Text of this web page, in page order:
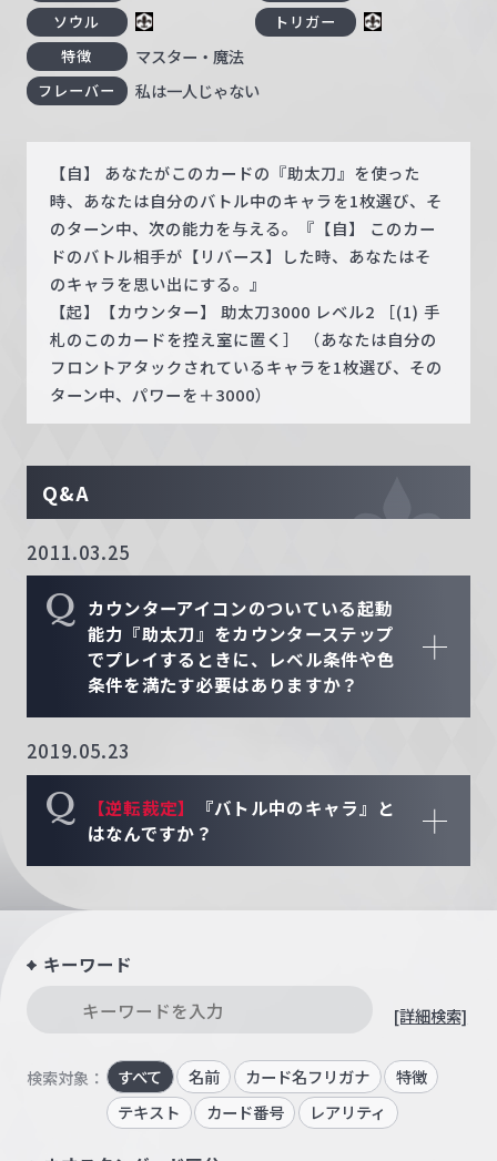
ソウル
トリガー
特徴
マスター・魔法
フレーバー 私は一人じゃない
【自】 あなたがこのカードの『助太刀』を使った
時、あなたは自分のバトル中のキャラを1枚選び、そ
のターン中、次の能力を与える。『【自】 このカー
ドのバトル相手が【リバース】した時、あなたはそ
のキャラを思い出にする。』
【起】【カウンター】 助太刀3000 レベル2 ［(1) 手
札のこのカードを控え室に置く］ （あなたは自分の
フロントアタックされているキャラを1枚選び、その
ターン中、パワーを＋3000）
Q&A
2011.03.25
Q カウンターアイコンのついている起動
能力『助太刀』をカウンターステップ
でプレイするときに、レベル条件や色
条件を満たす必要はありますか？
2019.05.23
Q 【逆転裁定】
『バトル中のキャラ』と
はなんですか？
キーワード
[詳細検索]
検索対象： すべて 名前 カード名フリガナ
特徴
テキスト
カード番号 レアリティ